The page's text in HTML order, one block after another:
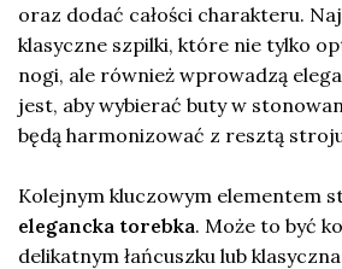
oraz dodać całości charakteru.
klasyczne szpilki, które nie tylko
nogi, ale również wprowadzą
jest, aby wybierać buty w
będą harmonizować z resztą
Kolejnym kluczowym elementem
elegancka torebka. Może to być
delikatnym łańcuszku lub